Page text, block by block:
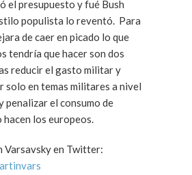
el presupuesto y fué Bush
populista lo reventó. Para
de caer en picado lo que
tendría que hacer son dos
reducir el gasto militar y
solo en temas militares a nivel
penalizar el consumo de
hacen los europeos.
Varsavsky en Twitter: